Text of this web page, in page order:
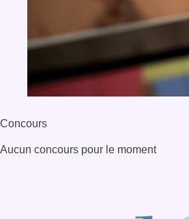
Concours
Aucun concours pour le moment